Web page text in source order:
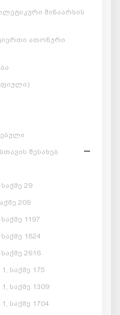
შინაარსის
ათონური
შესახებ
29
209
1197
1824
2616
საქმე 175
საქმე 1309
საქმე 1704